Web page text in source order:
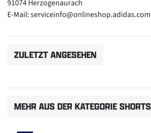
91074 Herzogenaurach
E-Mail: serviceinfo@onlineshop.adidas.com
ZULETZT ANGESEHEN
MEHR AUS DER KATEGORIE SHORTS